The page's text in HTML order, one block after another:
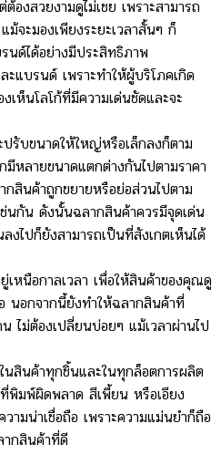
องสวยงามดูไม่เชย เพราะสามารถ
ม้จะมองเพียงระยะเวลาสั้นๆ ก็
ด์ได้อย่างมีประสิทธิภาพ
ะแบรนด์ เพราะทำให้ผู้บริโภคเกิด
เห็นโลโก้ที่มีความเด่นชัดและจะ
ปรับขนาดให้ใหญ่หรือเล็กลงก็ตาม
หลายขนาดแตกต่างกันไปตามราคา
สินค้าถูกขยายหรือย่อส่วนไปตาม
นกัน ดังนั้นฉลากสินค้าควรมีจุดเด่น
งไปก็ยังสามารถเป็นที่สังเกตเห็นได้
หนือกาลเวลา เพื่อให้สินค้าของคุณดู
นอกจากนี้ยังทำให้ฉลากสินค้าที่
ไม่ต้องเปลี่ยนบ่อยๆ แม้เวลาผ่านไป
สินค้าทุกชิ้นและในทุกล็อตการผลิต
พิมพ์ผิดพลาด สีเพี้ยน หรือเอียง
ามน่าเชื่อถือ เพราะความแม่นยำก็ถือ
กสินค้าที่ดี